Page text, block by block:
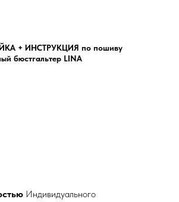
+ ИНСТРУКЦИЯ по пошиву
бюстгальтер LINA
Индивидуального